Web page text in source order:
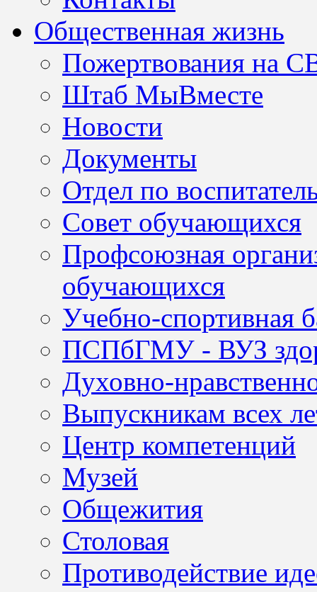
Общественная жизнь
Пожертвования на
Штаб МыВместе
Новости
Документы
Отдел по
Совет обучающихся
Профсоюзная
обучающихся
Учебно-спортивная
ПСПбГМУ - ВУЗ
Духовно-
Выпускникам всех
Центр компетенций
Музей
Общежития
Столовая
Противодействие